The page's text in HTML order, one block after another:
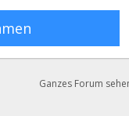
Ganzes Forum